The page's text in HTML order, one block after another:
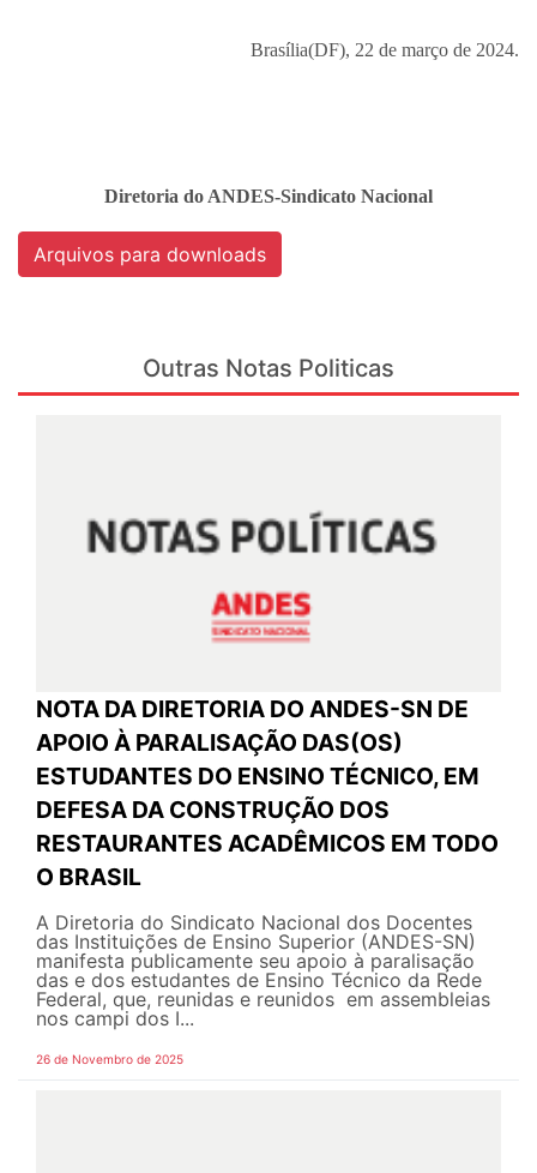
Brasília(DF), 22 de março de 2024.
Diretoria do ANDES-Sindicato Nacional
Arquivos para downloads
Outras Notas Politicas
NOTA DA DIRETORIA DO ANDES-SN DE
APOIO À PARALISAÇÃO DAS(OS)
ESTUDANTES DO ENSINO TÉCNICO, EM
DEFESA DA CONSTRUÇÃO DOS
RESTAURANTES ACADÊMICOS EM TODO
O BRASIL
A Diretoria do Sindicato Nacional dos Docentes
das Instituições de Ensino Superior (ANDES-SN)
manifesta publicamente seu apoio à paralisação
das e dos estudantes de Ensino Técnico da Rede
Federal, que, reunidas e reunidos em assembleias
nos campi dos I...
26 de Novembro de 2025